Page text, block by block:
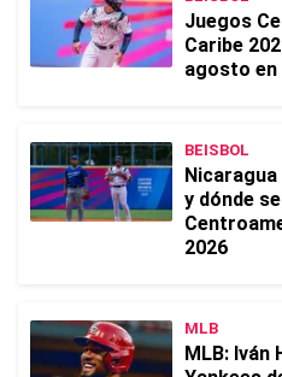
Juegos
Caribe
agosto en
BEISBOL
Nicaragua
y dónde
2026
MLB
MLB: